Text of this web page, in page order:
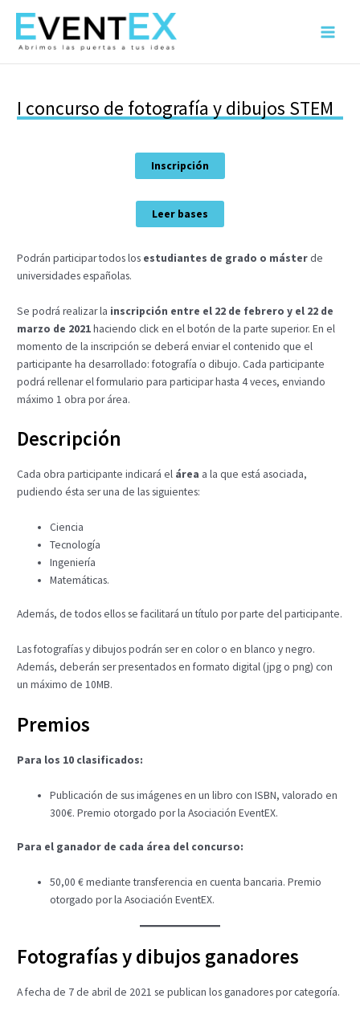
contenido
Main
I concurso de fotografía y dibujos STEM
Inscripción
Leer bases
Podrán participar todos los estudiantes de grado o másterde
universidades españolas.
Se podrá realizar la inscripción entre el 22 de febrero y el 22 de
marzo de 2021haciendo click en el botón de la parte superior. En el
momento de la inscripción se deberá enviar el contenido que el
participante ha desarrollado: fotografía o dibujo. Cada participante
podrá rellenar el formulario para participar hasta 4 veces, enviando
máximo 1 obra por área.
Descripción
Cada obra participante indicará el área a la que está asociada,
pudiendo ésta ser una de las siguientes:
Ciencia
Tecnología
Ingeniería
Matemáticas.
Además, de todos ellos se facilitará un título por parte del participante.
Las fotografías y dibujos podrán ser en color o en blanco y negro.
Además, deberán ser presentados en formato digital (jpg o png) con
un máximo de 10MB.
Premios
Para los 10 clasificados:
Publicación de sus imágenes en un libro con ISBN, valorado en
300€. Premio otorgado por la Asociación EventEX.
Para el ganador de cada área del concurso:
50,00 € mediante transferencia en cuenta bancaria. Premio
otorgado por la Asociación EventEX.
Fotografías y dibujos ganadores
A fecha de 7 de abril de 2021 se publican los ganadores por categoría.